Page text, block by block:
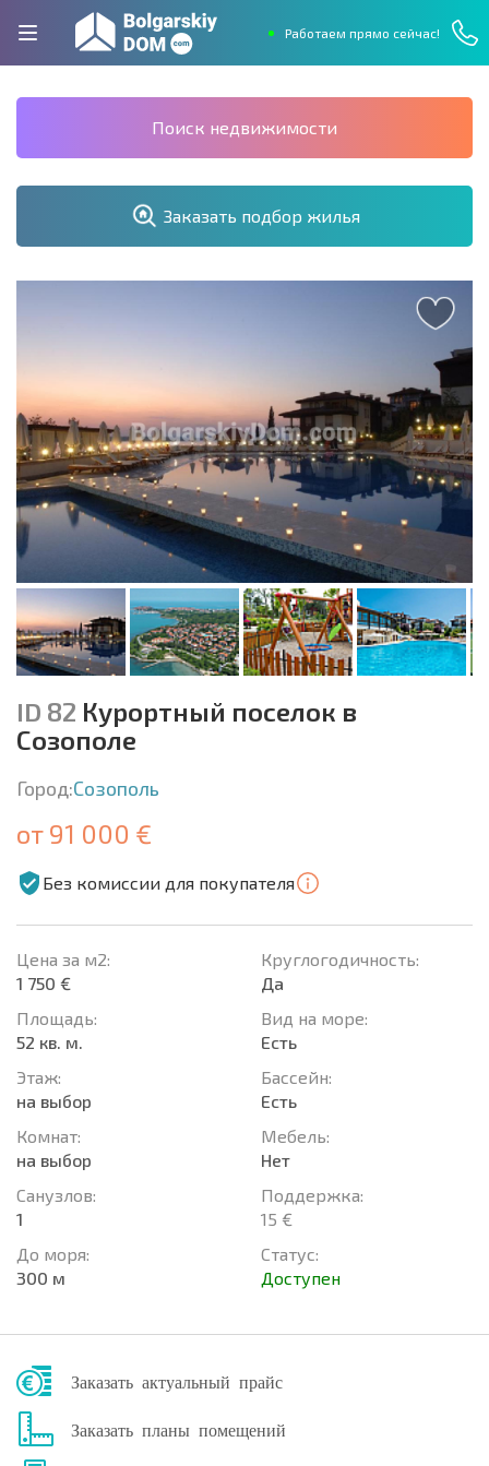
Работаем прямо сейчас!
Поиск недвижимости
Заказать подбор жилья
ID 82 Курортный поселок в
Созополе
Город:Созополь
от 91 000 €
Без комиссии для покупателя
Цена за м2:
1 750 €
Площадь:
52 кв. м.
Этаж:
на выбор
Комнат:
на выбор
Санузлов:
1
До моря:
300 м
Круглогодичность:
Да
Вид на море:
Есть
Басcейн:
Есть
Мебель:
Нет
Поддержка:
15 €
Статус:
Доступен
Заказать актуальный прайс
Заказать планы помещений